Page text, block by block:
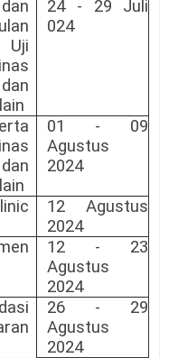
24 - 29 Juli
024
01 - 09
Agustus
2024
12 Agustus
2024
12 - 23
Agustus
2024
26 - 29
Agustus
2024